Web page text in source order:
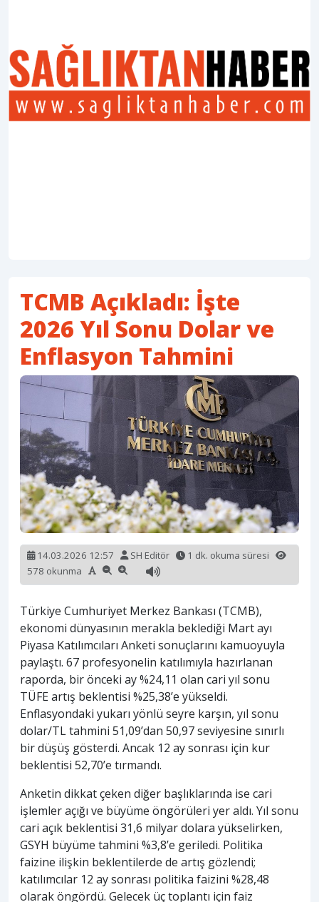
TCMB Açıkladı: İşte
2026 Yıl Sonu Dolar ve
Enflasyon Tahmini
14.03.2026 12:57 SH Editör
1 dk. okuma süresi
578 okunma
Türkiye Cumhuriyet Merkez Bankası (TCMB),
ekonomi dünyasının merakla beklediği Mart ayı
Piyasa Katılımcıları Anketi sonuçlarını kamuoyuyla
paylaştı. 67 profesyonelin katılımıyla hazırlanan
raporda, bir önceki ay %24,11 olan cari yıl sonu
TÜFE artış beklentisi %25,38’e yükseldi.
Enflasyondaki yukarı yönlü seyre karşın, yıl sonu
dolar/TL tahmini 51,09’dan 50,97 seviyesine sınırlı
bir düşüş gösterdi. Ancak 12 ay sonrası için kur
beklentisi 52,70’e tırmandı.
Anketin dikkat çeken diğer başlıklarında ise cari
işlemler açığı ve büyüme öngörüleri yer aldı. Yıl sonu
cari açık beklentisi 31,6 milyar dolara yükselirken,
GSYH büyüme tahmini %3,8’e geriledi. Politika
faizine ilişkin beklentilerde de artış gözlendi;
katılımcılar 12 ay sonrası politika faizini %28,48
olarak öngördü. Gelecek üç toplantı için faiz